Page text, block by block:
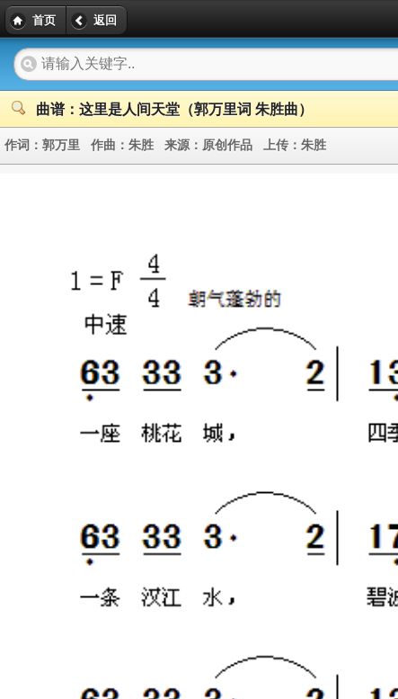
首页 返回
曲谱：这里是人间天堂（郭万里词 朱胜曲）
作词： 郭万里 作曲： 朱胜 来源： 原创作品 上传： 朱胜